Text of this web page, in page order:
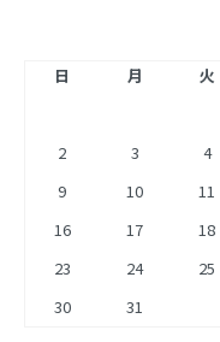
日 月 火
2
3 4
9
10 11
16
17 18
23
24 25
30
31